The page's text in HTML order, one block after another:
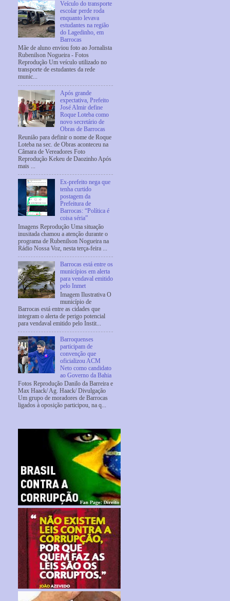
Veículo do transporte
escolar perde roda
enquanto levava
estudantes na região
do Lagedinho, em
Barrocas
Mãe de aluno enviou foto ao Jornalista
Rubenilson Nogueira - Fotos
Reprodução Um veículo utilizado no
transporte de estudantes da rede
munic...
Após grande
expectativa, Prefeito
José Almir define
Roque Loteba como
novo secretário de
Obras de Barrocas
Reunião para definir o nome de Roque
Loteba na sec. de Obras aconteceu na
Câmara de Vereadores Foto
Reprodução Kekeu de Daozinho Após
mais ...
Ex-prefeito nega que
tenha curtido
postagem da
Prefeitura de
Barrocas: “Política é
coisa séria”
Imagens Reprodução Uma situação
inusitada chamou a atenção durante o
programa de Rubenilson Nogueira na
Rádio Nossa Voz, nesta terça-feira ...
Barrocas está entre os
municípios em alerta
para vendaval emitido
pelo Inmet
Imagem Ilustrativa O
município de
Barrocas está entre as cidades que
integram o alerta de perigo potencial
para vendaval emitido pelo Instit...
Barroquenses
participam de
convenção que
oficializou ACM
Neto como candidato
ao Governo da Bahia
Fotos Reprodução Danilo da Barreira e
Max Haack/ Ag. Haack/ Divulgação
Um grupo de moradores de Barrocas
ligados à oposição participou, na q...